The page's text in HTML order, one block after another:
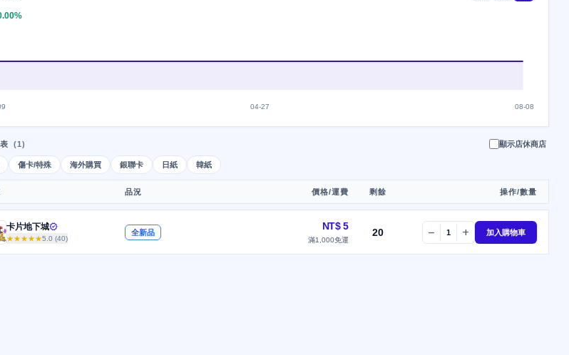
04-27 08-08
(1) 顯示店休商店
傷卡/特殊 海外購買 銀聯卡 日紙 韓紙
品況 價格/運費 剩餘 操作/數量
卡片地下城verified
★★★★★5.0 (40)
全新品
NT$ 5
滿1,000免運
20 remove 1 add 加入購物車